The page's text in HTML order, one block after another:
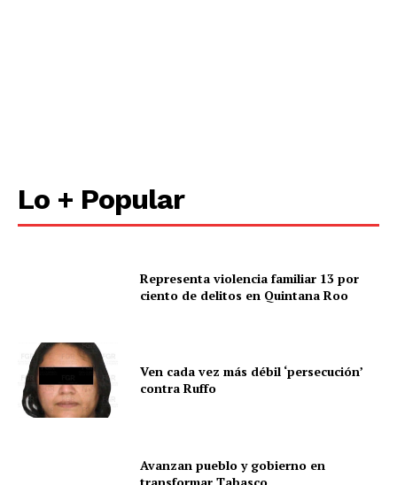
Lo + Popular
Representa violencia familiar 13 por
ciento de delitos en Quintana Roo
Ven cada vez más débil ‘persecución’
contra Ruffo
Avanzan pueblo y gobierno en